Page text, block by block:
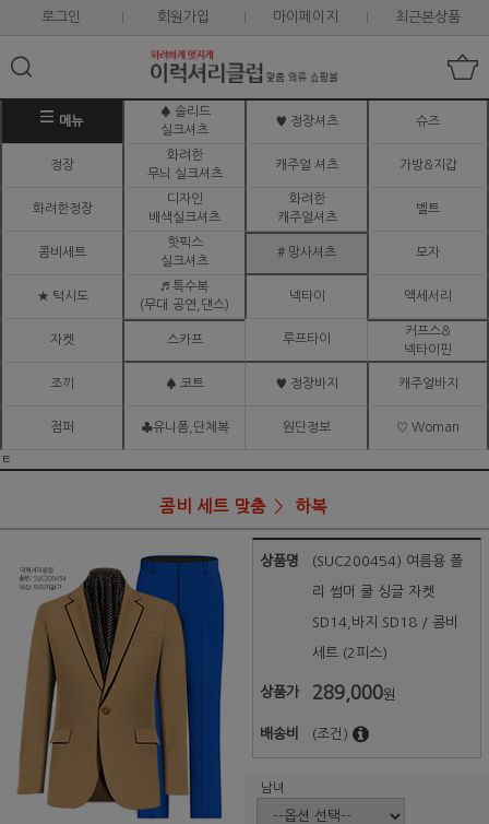
로그인 회원가입 마이페이지 최근본상품
메뉴
♠ 솔리드
실크셔츠
♥ 정장셔츠 슈즈
정장
화려한
무늬 실크셔츠
캐주얼 셔츠 가방&지갑
화려한정장
디자인
배색실크셔츠
화려한
캐주얼셔츠
벨트
콤비세트
핫픽스
실크셔츠
# 망사셔츠 모자
★ 턱시도
♬ 특수복
(무대.공연,댄스)
넥타이 액세서리
자켓 스카프 루프타이
커프스&
넥타이핀
조끼 ♠ 코트 ♥ 정장바지 캐주얼바지
점퍼 ♣유니폼,단체복 원단정보 ♡ Woman
ㅌ
콤비 세트 맞춤 하복
상품명 (SUC200454) 여름용 폴
리 썸머 쿨 싱글 자켓
SD14,바지 SD18 / 콤비
세트 (2피스)
상품가 289,000원
배송비 (조건)
남녀